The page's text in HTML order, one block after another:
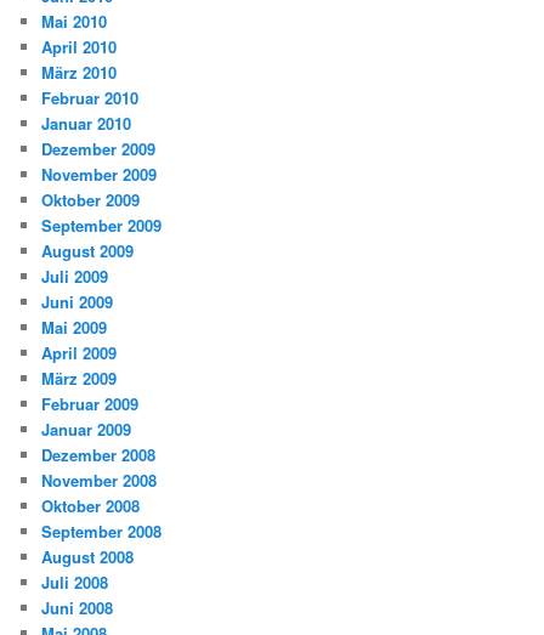
Mai 2010
April 2010
März 2010
Februar 2010
Januar 2010
Dezember 2009
November 2009
Oktober 2009
September 2009
August 2009
Juli 2009
Juni 2009
Mai 2009
April 2009
März 2009
Februar 2009
Januar 2009
Dezember 2008
November 2008
Oktober 2008
September 2008
August 2008
Juli 2008
Juni 2008